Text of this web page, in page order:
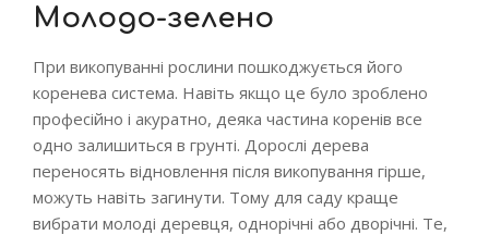
Молодо-зелено
При викопуванні рослини пошкоджується його
коренева система. Навіть якщо це було зроблено
професійно і акуратно, деяка частина коренів все
одно залишиться в грунті. Дорослі дерева
переносять відновлення після викопування гірше,
можуть навіть загинути. Тому для саду краще
вибрати молоді деревця, однорічні або дворічні. Те,